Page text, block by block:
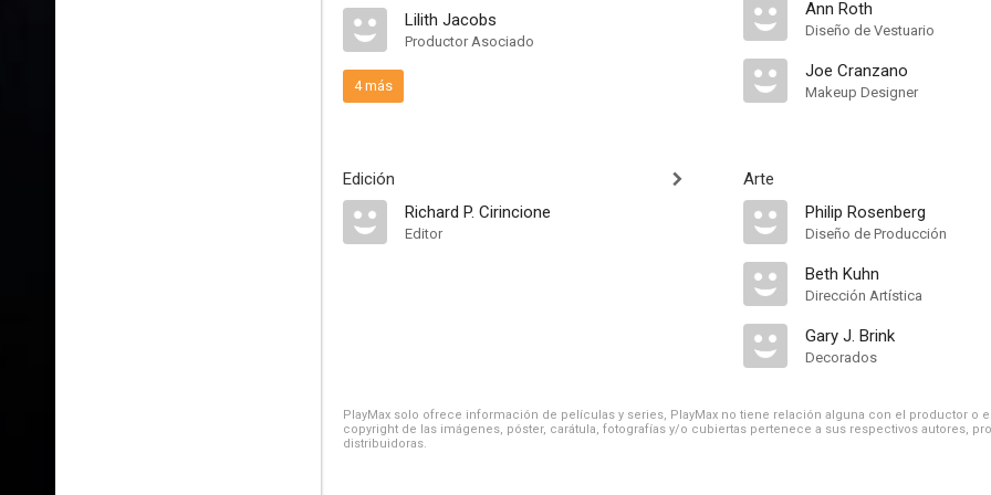
Lilith Jacobs
Productor Asociado
4 más
Edición
Richard P. Cirincione
Editor
Ann Roth
Diseño de Vestuario
Joe Cranzano
Makeup Designer
Arte
Philip Rosenberg
Diseño de Producción
Beth Kuhn
Dirección Artística
Gary J. Brink
Decorados
PlayMax solo ofrece información de películas y series, PlayMax no tiene relación alguna con el productor o
copyright de las imágenes, póster, carátula, fotografías y/o cubiertas pertenece a sus respectivos autores,
distribuidoras.